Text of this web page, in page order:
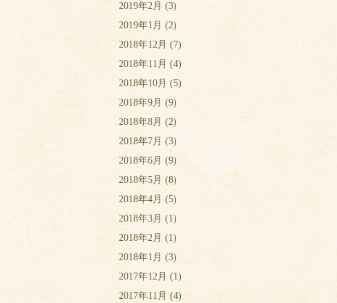
2019年2月 (3)
2019年1月 (2)
2018年12月 (7)
2018年11月 (4)
2018年10月 (5)
2018年9月 (9)
2018年8月 (2)
2018年7月 (3)
2018年6月 (9)
2018年5月 (8)
2018年4月 (5)
2018年3月 (1)
2018年2月 (1)
2018年1月 (3)
2017年12月 (1)
2017年11月(4)